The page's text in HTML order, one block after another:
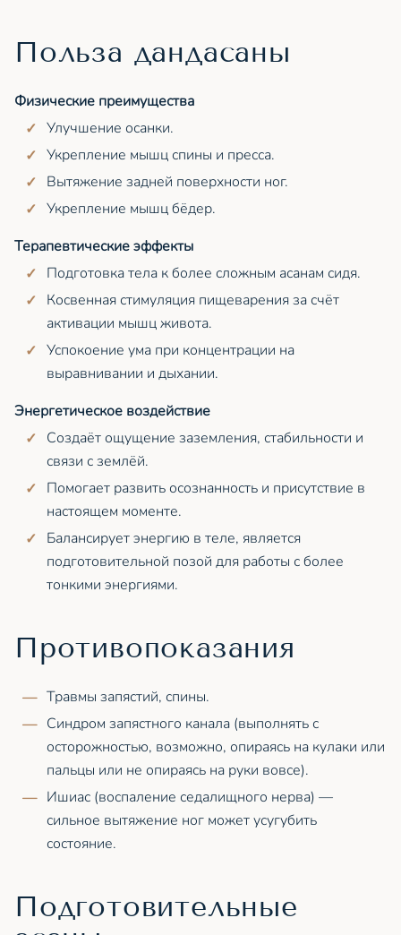
Польза дандасаны
Физические преимущества
Улучшение осанки.
Укрепление мышц спины и пресса.
Вытяжение задней поверхности ног.
Укрепление мышц бёдер.
Терапевтические эффекты
Подготовка тела к более сложным асанам сидя.
Косвенная стимуляция пищеварения за счёт
активации мышц живота.
Успокоение ума при концентрации на
выравнивании и дыхании.
Энергетическое воздействие
Создаёт ощущение заземления, стабильности и
связи с землёй.
Помогает развить осознанность и присутствие в
настоящем моменте.
Балансирует энергию в теле, является
подготовительной позой для работы с более
тонкими энергиями.
Противопоказания
Травмы запястий, спины.
Синдром запястного канала (выполнять с
осторожностью, возможно, опираясь на кулаки или
пальцы или не опираясь на руки вовсе).
Ишиас (воспаление седалищного нерва) —
сильное вытяжение ног может усугубить
состояние.
Подготовительные